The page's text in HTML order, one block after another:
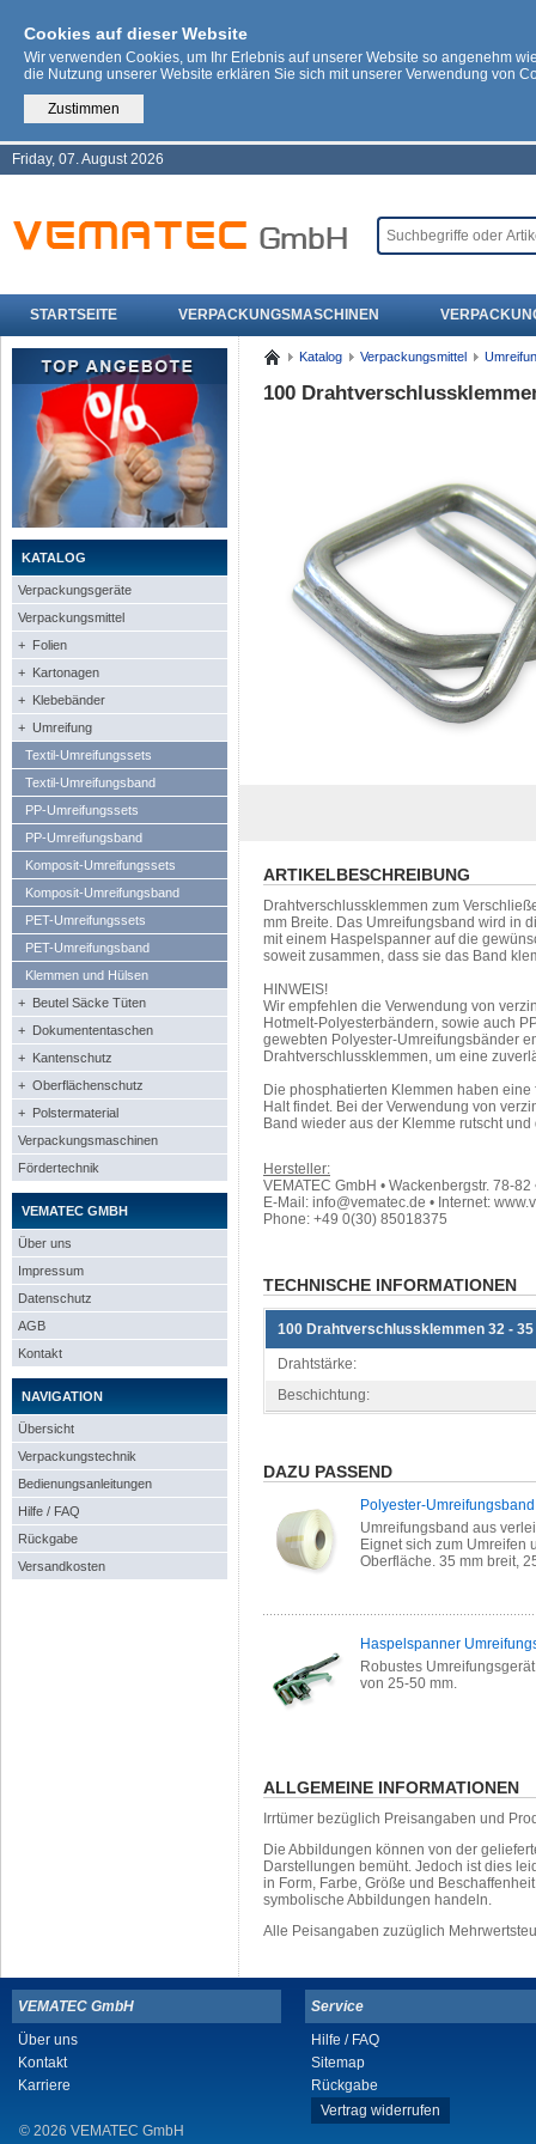
Cookies auf dieser Website
Wir verwenden Cookies, um Ihr Erlebnis auf unserer Website so angenehm
die Nutzung unserer Website erklären Sie sich mit unserer Verwendung von
Zustimmen
Friday, 07. August 2026
STARTSEITE VERPACKUNGSMASCHINEN
KATALOG
Verpackungsgeräte
Verpackungsmittel
+ Folien
+ Kartonagen
+ Klebebänder
+ Umreifung
Textil-Umreifungssets
Textil-Umreifungsband
PP-Umreifungssets
PP-Umreifungsband
Komposit-Umreifungssets
Komposit-Umreifungsband
PET-Umreifungssets
PET-Umreifungsband
Klemmen und Hülsen
+ Beutel Säcke Tüten
+ Dokumententaschen
+ Kantenschutz
+ Oberflächenschutz
+ Polstermaterial
Verpackungsmaschinen
Fördertechnik
VEMATEC GMBH
Über uns
Impressum
Datenschutz
AGB
Kontakt
NAVIGATION
Übersicht
Verpackungstechnik
Bedienungsanleitungen
Hilfe / FAQ
Rückgabe
Versandkosten
Katalog Verpackungsmittel
100
ARTIKELBESCHREIBUNG
Drahtverschlussklemmen zum
mm Breite. Das Umreifungsband wird in
mit einem Haspelspanner auf die
soweit zusammen, dass sie das Band
HINWEIS!
Wir empfehlen die Verwendung von
Hotmelt-Polyesterbändern, sowie auch
gewebten Polyester-Umreifungsbänder
Drahtverschlussklemmen, um eine
Die phosphatierten Klemmen haben
Halt findet. Bei der Verwendung von
Band wieder aus der Klemme rutscht
Hersteller:
VEMATEC GmbH • Wackenbergstr. 78-
E-Mail: info@vematec.de • Internet:
Phone: +49 0(30) 85018375
TECHNISCHE INFORMATIONEN
100 Drahtverschlussklemmen 32 -
Drahtstärke:
Beschichtung:
DAZU PASSEND
Polyester-
Umreifungsband aus
Eignet sich zum Umreifen
Oberfläche. 35 mm breit,
Haspelspanner
Robustes
von 25-50 mm.
ALLGEMEINE INFORMATIONEN
Irrtümer bezüglich Preisangaben und
Die Abbildungen können von der
Darstellungen bemüht. Jedoch ist dies
in Form, Farbe, Größe und
symbolische Abbildungen handeln.
Alle Peisangaben zuzüglich
VEMATEC GmbH
Über uns
Kontakt
Karriere
© 2026 VEMATEC GmbH
Service
Hilfe / FAQ
Sitemap
Rückgabe
Vertrag widerrufen